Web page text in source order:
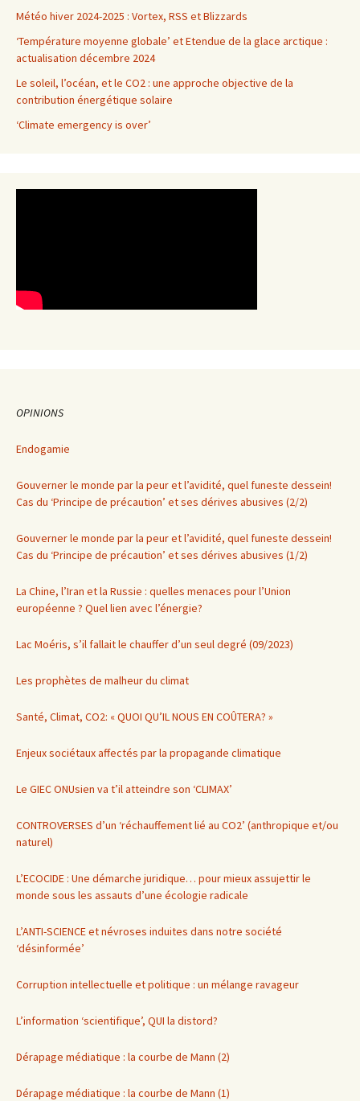
Météo hiver 2024-2025 : Vortex, RSS et Blizzards
‘Température moyenne globale’ et Etendue de la glace arctique :
actualisation décembre 2024
Le soleil, l’océan, et le CO2 : une approche objective de la
contribution énergétique solaire
‘Climate emergency is over’
OPINIONS
Endogamie
Gouverner le monde par la peur et l’avidité, quel funeste dessein!
Cas du ‘Principe de précaution’ et ses dérives abusives (2/2)
Gouverner le monde par la peur et l’avidité, quel funeste dessein!
Cas du ‘Principe de précaution’ et ses dérives abusives (1/2)
La Chine, l’Iran et la Russie : quelles menaces pour l’Union
européenne ? Quel lien avec l’énergie?
Lac Moéris, s’il fallait le chauffer d’un seul degré (09/2023)
Les prophètes de malheur du climat
Santé, Climat, CO2: « QUOI QU’IL NOUS EN COÛTERA? »
Enjeux sociétaux affectés par la propagande climatique
Le GIEC ONUsien va t’il atteindre son ‘CLIMAX’
CONTROVERSES d’un ‘réchauffement lié au CO2’ (anthropique et/ou
naturel)
L’ECOCIDE : Une démarche juridique… pour mieux assujettir le
monde sous les assauts d’une écologie radicale
L’ANTI-SCIENCE et névroses induites dans notre société
‘désinformée’
Corruption intellectuelle et politique : un mélange ravageur
L’information ‘scientifique’, QUI la distord?
Dérapage médiatique : la courbe de Mann (2)
Dérapage médiatique : la courbe de Mann (1)